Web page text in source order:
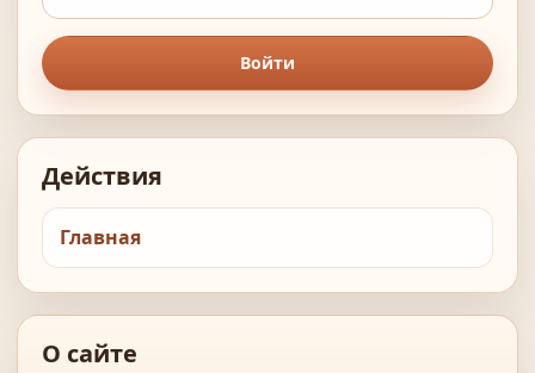
Войти
Действия
Главная
О сайте